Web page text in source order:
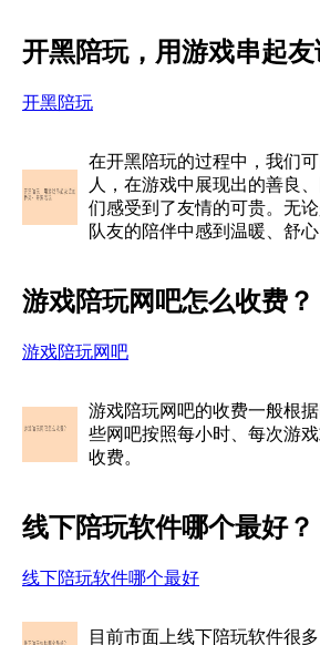
开黑陪玩，用游戏串起
开黑陪玩
在开黑陪玩的过程中，我们
人，在游戏中展现出的善良
们感受到了友情的可贵。无
队友的陪伴中感到温暖、舒心
游戏陪玩网吧怎么收费？
游戏陪玩网吧
游戏陪玩网吧的收费一般根
些网吧按照每小时、每次游
收费。
线下陪玩软件哪个最好？
线下陪玩软件哪个最好
目前市面上线下陪玩软件很